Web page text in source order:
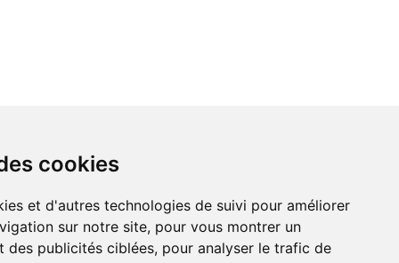
cookies
et d'autres technologies de suivi pour améliorer
sur notre site, pour vous montrer un
des publicités ciblées, pour analyser le trafic de